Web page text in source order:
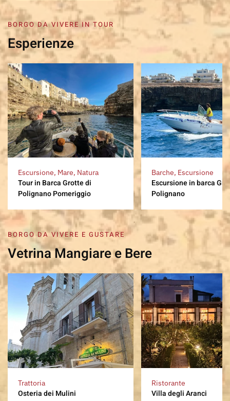
BORGO DA VIVERE IN TOUR
Esperienze
Escursione, Mare, Natura
Tour in Barca Grotte di
Polignano Pomeriggio
Barche, Escursione
Escursione in barca
Polignano
BORGO DA VIVERE E GUSTARE
Vetrina Mangiare e Bere
Trattoria
Osteria dei Mulini
Ristorante
Villa degli Aranci